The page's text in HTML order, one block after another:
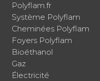
Polyflam.fr
Système Polyflam
Cheminées Polyflam
Foyers Polyflam
Bioéthanol
Gaz
Électricité